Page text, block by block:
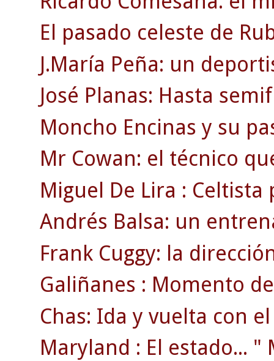
El pasado celeste de
J.María Peña: un
José Planas: Hasta
Moncho Encinas y su
Mr Cowan: el técnico
Miguel De Lira :
Andrés Balsa: un
Frank Cuggy: la
Galiñanes : Momento
Chas: Ida y vuelta con
Maryland : El estado... "